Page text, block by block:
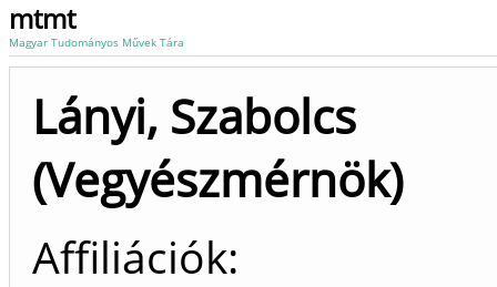
mtmt
Magyar Tudományos Művek Tára
Lányi, Szabolcs
(Vegyészmérnök)
Affiliációk